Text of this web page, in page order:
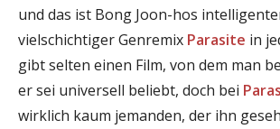
und das ist Bong Joon-hos
vielschichtiger Genremix Parasite in
gibt selten einen Film, von dem man
er sei universell beliebt, doch bei
wirklich kaum jemanden, der ihn